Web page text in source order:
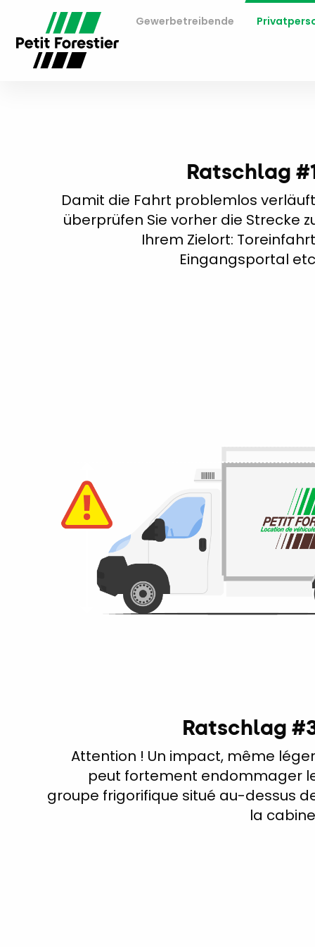
Gewerbetreibende
Ratschlag
Damit die Fahrt problemlos
überprüfen Sie vorher die Strecke
Ihrem Zielort:
Eingangsportal
Ratschlag
Attention ! Un impact, même
peut fortement endommager
groupe frigorifique situé au-dessus
la